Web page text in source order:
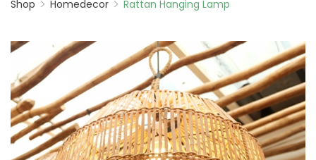
Shop Homedecor Rattan Hanging Lamp